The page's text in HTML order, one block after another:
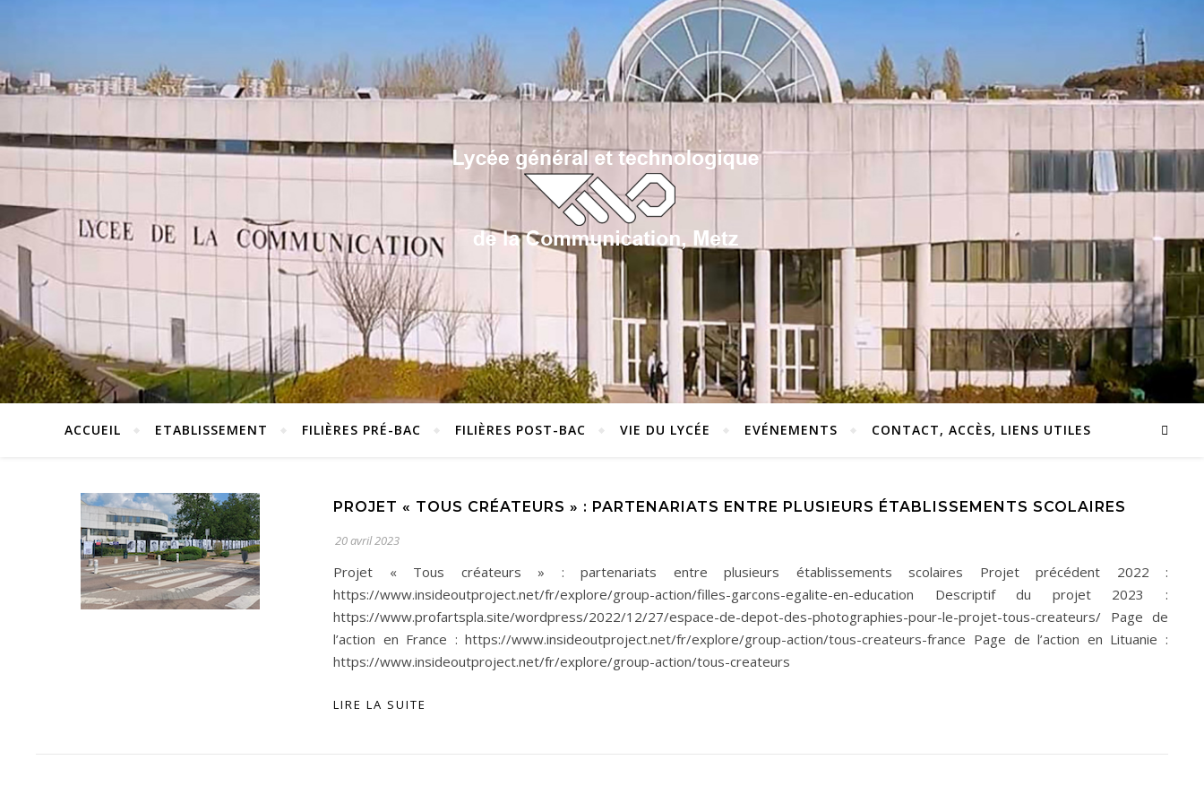
ACCUEIL ETABLISSEMENT FILIÈRES PRÉ-BAC FILIÈRES POST-BAC VIE DU LYCÉE EVÉNEMENTS CONTACT, ACCÈS, LIENS UTILES
PROJET « TOUS CRÉATEURS » : PARTENARIATS ENTRE PLUSIEURS ÉTABLISSEMENTS SCOLAIRES
20 avril 2023
Projet « Tous créateurs » : partenariats entre plusieurs établissements scolaires Projet précédent 2022 :
https://www.insideoutproject.net/fr/explore/group-action/filles-garcons-egalite-en-education Descriptif du projet 2023 :
https://www.profartspla.site/wordpress/2022/12/27/espace-de-depot-des-photographies-pour-le-projet-tous-createurs/ Page de
l’action en France : https://www.insideoutproject.net/fr/explore/group-action/tous-createurs-france Page de l’action en Lituanie :
https://www.insideoutproject.net/fr/explore/group-action/tous-createurs
LIRE LA SUITE